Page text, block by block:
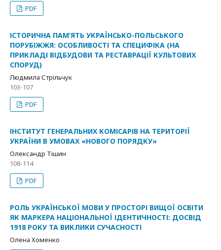
PDF
ІСТОРИЧНА ПАМ’ЯТЬ УКРАЇНСЬКО-ПОЛЬСЬКОГО
ПОРУБІЖЖЯ: ОСОБЛИВОСТІ ТА СПЕЦИФІКА (НА
ПРИКЛАДІ ВІДБУДОВИ ТА РЕСТАВРАЦІЇ КУЛЬТОВИХ
СПОРУД)
Людмила Стрільчук
103-107
PDF
ІНСТИТУТ ГЕНЕРАЛЬНИХ КОМІСАРІВ НА ТЕРИТОРІЇ
УКРАЇНИ В УМОВАХ «НОВОГО ПОРЯДКУ»
Олександр Тішин
108-114
PDF
РОЛЬ УКРАЇНСЬКОЇ МОВИ У ПРОСТОРІ ВИЩОЇ ОСВІТИ
ЯК МАРКЕРА НАЦІОНАЛЬНОЇ ІДЕНТИЧНОСТІ: ДОСВІД
1918 РОКУ ТА ВИКЛИКИ СУЧАСНОСТІ
Олена Хоменко